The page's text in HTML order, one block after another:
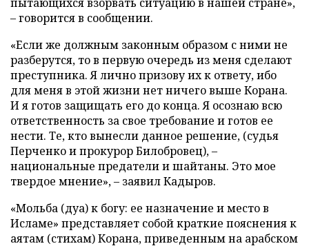
– говорится в сообщении.
«Если же должным законным образом с ними не
разберутся, то в первую очередь из меня сделают
преступника. Я лично призову их к ответу, ибо
для меня в этой жизни нет ничего выше Корана.
И я готов защищать его до конца. Я осознаю всю
ответственность за свое требование и готов ее
нести. Те, кто вынесли данное решение, (судья
Перченко и прокурор Билобровец), –
национальные предатели и шайтаны. Это мое
твердое мнение», – заявил Кадыров.
«Мольба (дуа) к богу: ее назначение и место в
Исламе» представляет собой краткие пояснения к
аятам (стихам) Корана, приведенным на арабском